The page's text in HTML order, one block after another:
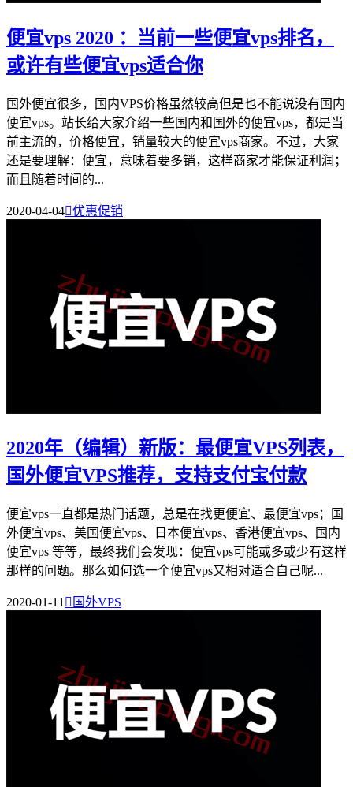
便宜vps 2020 ：当前一些便宜vps排名，
或许有些便宜vps适合你
国外便宜很多，国内VPS价格虽然较高但是也不能说没有国内
便宜vps。站长给大家介绍一些国内和国外的便宜vps，都是当
前主流的，价格便宜，销量较大的便宜vps商家。不过，大家
还是要理解：便宜，意味着要多销，这样商家才能保证利润；
而且随着时间的...
2020-04-04优惠促销
2020年（编辑）新版：最便宜VPS列表，
国外便宜VPS推荐，支持支付宝付款
便宜vps一直都是热门话题，总是在找更便宜、最便宜vps；国
外便宜vps、美国便宜vps、日本便宜vps、香港便宜vps、国内
便宜vps 等等，最终我们会发现：便宜vps可能或多或少有这样
那样的问题。那么如何选一个便宜vps又相对适合自己呢...
2020-01-11  国外VPS